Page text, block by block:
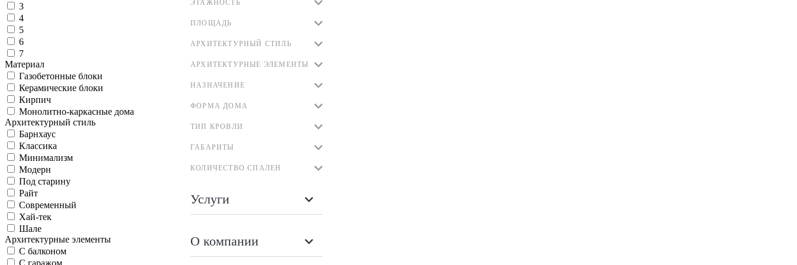
ЭТАЖНОСТЬ
ПЛОЩАДЬ
АРХИТЕКТУРНЫЙ СТИЛЬ
АРХИТЕКТУРНЫЕ ЭЛЕМЕНТЫ
НАЗНАЧЕНИЕ
ФОРМА ДОМА
ТИП КРОВЛИ
ГАБАРИТЫ
КОЛИЧЕСТВО СПАЛЕН
Услуги
О компании
3
4
5
6
7
Материал
Газобетонные блоки
Керамические блоки
Кирпич
Монолитно-каркасные дома
Архитектурный стиль
Барнхаус
Классика
Минимализм
Модерн
Под старину
Райт
Современный
Хай-тек
Шале
Архитектурные элементы
С балконом